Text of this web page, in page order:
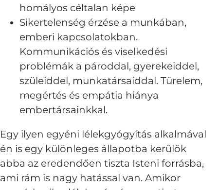
homályos céltalan képe
Sikertelenség érzése a munkában,
emberi kapcsolatokban.
Kommunikációs és viselkedési
problémák a pároddal, gyerekeiddel,
szüleiddel, munkatársaiddal. Türelem,
megértés és empátia hiánya
embertársainkkal.
Egy ilyen egyéni lélekgyógyítás alkalmával
én is egy különleges állapotba kerülök
abba az eredendően tiszta Isteni forrásba,
ami rám is nagy hatással van. Amikor